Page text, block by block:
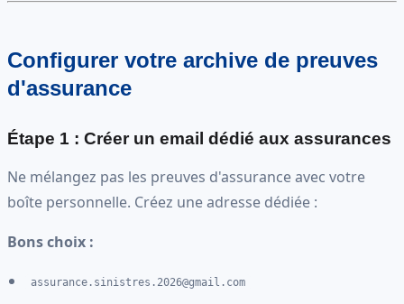
Configurer votre archive de preuves
d'assurance
Étape 1 : Créer un email dédié aux assurances
Ne mélangez pas les preuves d'assurance avec votre
boîte personnelle. Créez une adresse dédiée :
Bons choix :
assurance.sinistres.2026@gmail.com